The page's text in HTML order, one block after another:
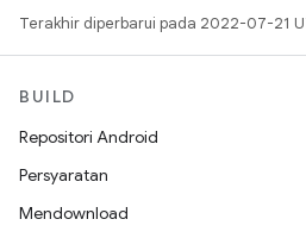
Terakhir diperbarui pada 2022-07-21
BUILD
Repositori Android
Persyaratan
Mendownload